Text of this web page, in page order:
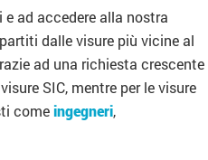
ad accedere alla nostra
dalle visure più vicine al
ad una richiesta crescente
SIC, mentre per le visure
comeingegneri,